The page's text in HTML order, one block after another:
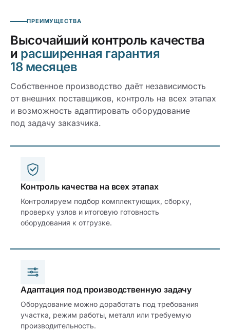
ПРЕИМУЩЕСТВА
Высочайший контроль качества
и расширенная гарантия
18 месяцев
Собственное производство даёт независимость
от внешних поставщиков, контроль на всех этапах
и возможность адаптировать оборудование
под задачу заказчика.
Контроль качества на всех этапах
Контролируем подбор комплектующих, сборку,
проверку узлов и итоговую готовность
оборудования к отгрузке.
Адаптация под производственную задачу
Оборудование можно доработать под требования
участка, режим работы, металл или требуемую
производительность.